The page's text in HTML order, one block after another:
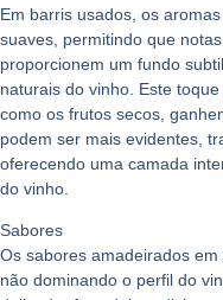
Em barris usados, os
suaves, permitindo que
proporcionem um fundo
naturais do vinho. Este
como os frutos secos ,
podem ser mais evidentes,
oferecendo uma camada
do vinho.
Sabores
Os sabores amadeirados
não dominando o perfil do